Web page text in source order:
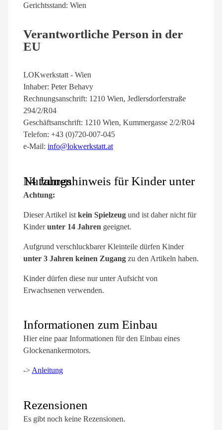
Gerichtsstand: Wien
Verantwortliche Person in der
EU
LOKwerkstatt - Wien
Inhaber: Peter Behavy
Rechnungsanschrift: 1210 Wien, Jedlersdorferstraße
294/2/R04
Geschäftsanschrift: 1210 Wien, Kummergasse 2/2/R04
Telefon: +43 (0)720-007-045
e-Mail: info@lokwerkstatt.at
Nutzungshinweis für Kinder unter 14 Jahren
Achtung:
Dieser Artikel ist kein Spielzeug und ist daher nicht für
Kinderunter 14 Jahren geeignet.
Aufgrund verschluckbarer Kleinteile dürfen Kinder
unter 3 Jahren keinen Zugang zu den Artikeln haben.
Kinder dürfen diese nur unter Aufsicht von
Erwachsenen verwenden.
Informationen zum Einbau
Hier eine paar Informationen für den Einbau eines
Glockenankermotors.
-> Anleitung
Rezensionen
Es gibt noch keine Rezensionen.